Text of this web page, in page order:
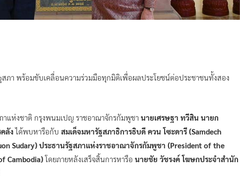
ภา พร้อมขับเคลื่อนความร่วมมือทุกมิติเพื่อผลประโยชน์ต่อประชาชนทั้งสอง
าแห่งชาติ กรุงพนมเปญ ราชอาณาจักรกัมพูชา นายเศรษฐา ทวีสิน นายก
ลังได้พบหารือกับ สมเด็จมหารัฐสภาธิการธิบดี ควน โซะดารี (Samdech
Sudary) ประธานรัฐสภาแห่งราชอาณาจักรกัมพูชา (President of the
Cambodia)โดยภายหลังเสร็จสิ้นการหารือ นายชัย วัชรงค์ โฆษกประจำสำนัก